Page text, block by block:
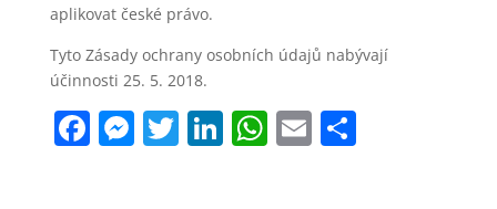
aplikovat české právo.
Tyto Zásady ochrany osobních údajů nabývají
účinnosti 25. 5. 2018.
F M T Li W E S